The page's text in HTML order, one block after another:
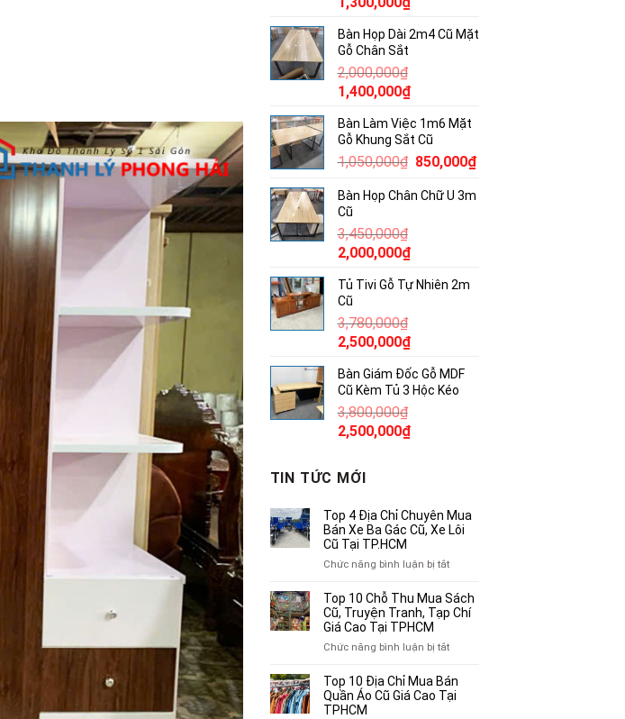
là:
2,115,000₫.
tại
Bàn Họp Dài 2m4 Cũ Mặt
Gỗ Chân Sắt
2,000,000₫
Giá
là:
2,000,000₫.
1,400,000₫Giá
tại
là:
1,400,000₫.
Bàn Làm Việc 1m6 Mặt
Gỗ Khung Sắt Cũ
1,050,000₫ Giá
là:
850,000₫Giá
Bàn Họp Chân Chữ U 3m
Cũ
3,450,000₫
Giá
là:
3,450,000₫.
2,000,000₫Giá
tại
Tủ Tivi Gỗ Tự Nhiên 2m
Cũ
3,780,000₫
Giá
là:
3,780,000₫.
2,500,000₫Giá
tại
là:
Bàn Giám Đốc Gỗ MDF
Cũ Kèm Tủ 3 Hộc Kéo
3,800,000₫
Giá
là:
3,800,000₫.
2,500,000₫Giá
2,500,000₫.
TIN TỨC MỚI
Top 4 Địa Chỉ Chuyên Mua
Bán Xe Ba Gác Cũ, Xe Lôi
Cũ Tại TP.HCM
Chức năng bình luận bị tắtở
4
Địa
Xe
Ba
Top 10 Chỗ Thu Mua Sách
Cũ, Truyện Tranh, Tạp Chí
Giá Cao Tại TPHCM
Chức năng bình luận bị tắtở
10
Chỗ
Top 10 Địa Chỉ Mua Bán
Quần Áo Cũ Giá Cao Tại
TPHCM